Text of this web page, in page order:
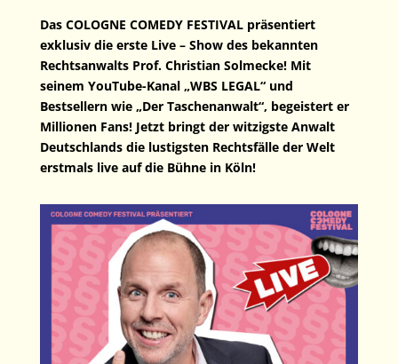
Das COLOGNE COMEDY FESTIVAL präsentiert
exklusiv die erste Live – Show des bekannten
Rechtsanwalts Prof. Christian Solmecke! Mit
seinem YouTube-Kanal „WBS LEGAL“ und
Bestsellern wie „Der Taschenanwalt“, begeistert er
Millionen Fans! Jetzt bringt der witzigste Anwalt
Deutschlands die lustigsten Rechtsfälle der Welt
erstmals live auf die Bühne in Köln!